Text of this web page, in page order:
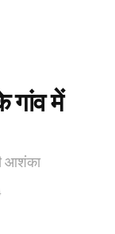
गांव में
आशंका